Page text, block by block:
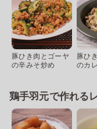
豚ひき肉とゴーヤ
の辛みそ炒め
豚ひ
のカ
鶏手羽元で作れる